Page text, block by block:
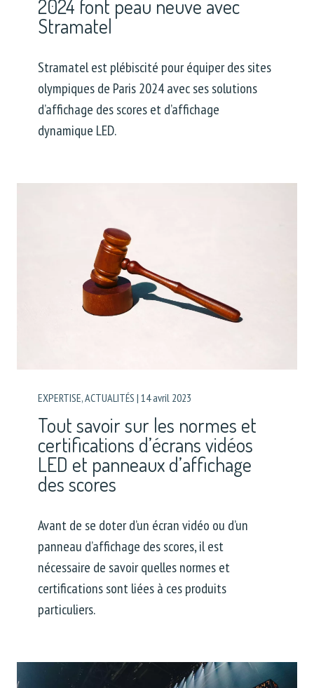
2024 font peau neuve avec
Stramatel
Stramatel est plébiscité pour équiper des sites
olympiques de Paris 2024 avec ses solutions
d’affichage des scores et d’affichage
dynamique LED.
EXPERTISE,ACTUALITÉS | 14 avril 2023
Tout savoir sur les normes et
certifications d’écrans vidéos
LED et panneaux d’affichage
des scores
Avant de se doter d’un écran vidéo ou d’un
panneau d’affichage des scores, il est
nécessaire de savoir quelles normes et
certifications sont liées à ces produits
particuliers.